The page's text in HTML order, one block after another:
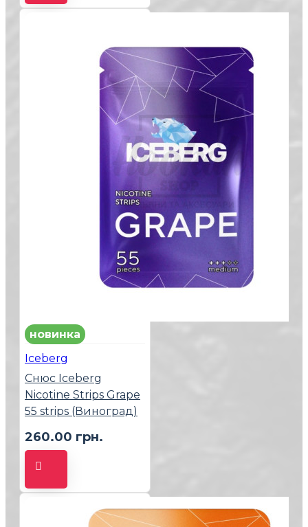
новинка
Iceberg
Снюс Iceberg
Nicotine Strips Grape
55 strips (Виноград)
260.00 грн.